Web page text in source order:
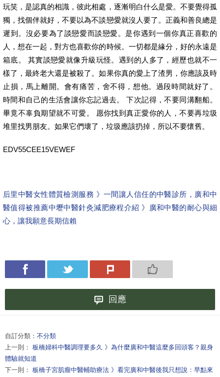
玩笑，是認真的相識，彼此相處，逐漸明白什么是愛。不要覺得孤
獨，找個伴就好，不要以為不談戀愛就沒人要了。正義和善良總是
遲到。沒必要為了談戀愛而談戀愛。是你遇到一個你真正喜歡的
人，想在一起，對方也喜歡你的時候。一切都是緣分，好的永遠是
箱底。 其實談戀愛就像升級玩怪。遇到的人多了，經歷也就不一
樣了，最終老大還是被殺了。如果你真的愛上了渣男，你應該及時
止損，馬上離開。會有痛苦，舍不得，想他。過段時間就好了。
時間和自己的生活會讓你忘記過去。 下次記得，不要同溝翻船。
畢竟不辜負期望就不可愛。 愿你找到真正愛你的人，不要再垃圾
堆里找男朋友。如果它們壞了，垃圾應該扔掉，所以不要懷舊。
EDV55CEE15VEWEF
后里中醫女性體質檢測服務 》一間讓人信任的中醫診所，廣和中
醫值得被推薦中壢中醫針灸減肥療程介紹 》廣和中醫的耐心與細
心，讓我願意長期信賴
回應
自訂分類： 不分類
上一則： 板橋婦科中醫調理要多久 》為什麼廣和中醫這麼多回頭客？親身
體驗就知道
下一則： 板橋子宮肌瘤中醫輔助療法 》看完廣和中醫後我只想說：早點來